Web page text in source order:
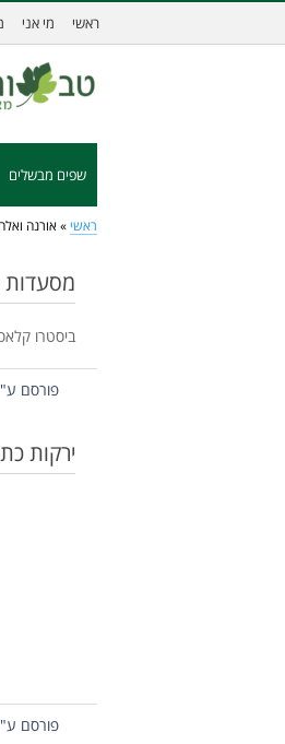
ראשי מי אני
שפים מבשלים
ראשי » אורנה ואלה
מסעדות
ביסטרו
פורסם
ירקות
פורסם